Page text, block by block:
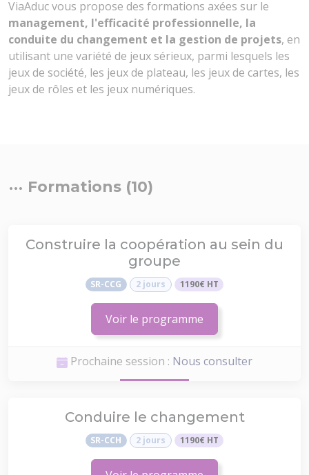
ViaAduc vous propose des formations axées sur le
management, l'efficacité professionnelle, la
conduite du changement et la gestion de projets, en
utilisant une variété de jeux sérieux, parmi lesquels les
jeux de société, les jeux de plateau, les jeux de cartes, les
jeux de rôles et les jeux numériques.
Formations (10)
Construire la coopération au sein du
groupe
SR-CCG 2 jours 1190€ HT
Voir le programme
Prochaine session : Nous consulter
Conduire le changement
SR-CCH 2 jours 1190€ HT